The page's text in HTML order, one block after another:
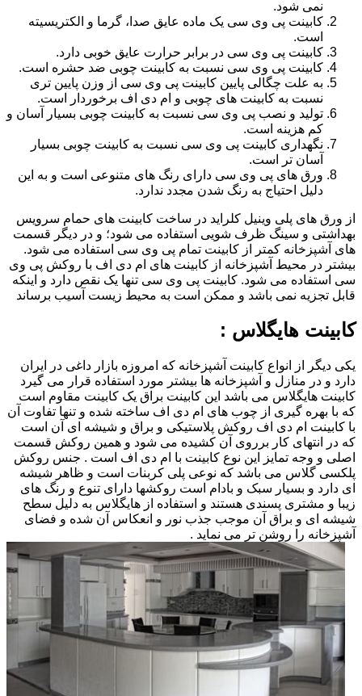
نمی شود.
کابینت پی وی سی یک ماده عایق صدا، گرما و الکتریسیته
است.
کابینت پی وی سی در برابر حرارت عایق خوبی دارد.
کابینت پی وی سی نسبت به کابینت چوبی ضد حشره است.
به علت چگالی پایین کابینت پی وی سی از وزن پایین تری
نسبت به کابینت های چوبی و ام دی اف برخوردار است.
تولید و نصب پی وی سی نسبت به کابینت چوبی بسیار آسان و
کم هزینه است.
نگهداری کابینت پی وی سی نسبت به کابینت چوبی بسیار
آسان تر است.
ورق های پی وی سی دارای رنگ های متنوعی است و به این
دلیل احتیاج به رنگ شدن مجدد ندارد.
از ورق های پلی وینیل کلراید در ساخت کابینت های حمام سرویس
بهداشتی و سینگ ظرف شویی استفاده می شود؛ و در دیگر قسمت
های آشپزخانه کمتر از کابینت تمام پی وی سی استفاده می شود.
بیشتر در محیط آشپزخانه از کابینت های ام دی اف با روکش پی وی
سی استفاده می شود. کابینت پی وی سی تنها یک نقص دارد و اینکه
قابل تجزیه نمی باشد و ممکن است به محیط زیست آسیب برساند
کابینت هایگلاس :
یکی دیگر از انواع کابینت آشپزخانه که امروزه بازار داغی در ایران
دارد و در منازل و آشپزخانه ها بیشتر مورد استفاده قرار می گیرد
کابینت هایگلاس می باشد این کابینت براق یک کابینت مقاوم است
که با بهره گیری از چوب های ام دی اف ساخته شده و تنها تفاوت آن
با کابینت ام دی اف روکش پلاستیکی و براق و شیشه ای آن است
که در انتهای کار برروی آن کشیده می شود و همین روکش قسمت
اصلی و وجه تمایز این نوع کابینت با ام دی اف است . جنس روکش
پلکسی گلاس می باشد که نوعی پلی کربنات است و ظاهر شیشه
ای دارد و بسیار سبک و بادام است روکشها دارای تنوع و رنگ های
زیبا و مشتری پسندی هستند و استفاده از هایگلاس به دلیل سطح
شیشه ای و براق آن موجب جذب نور و انعکاس آن شده و فضای
آشپزخانه را روشن تر می نماید .